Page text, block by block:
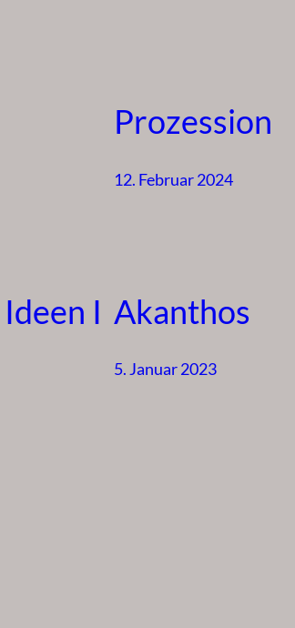
Prozession
12. Februar 2024
I Akanthos
5. Januar 2023